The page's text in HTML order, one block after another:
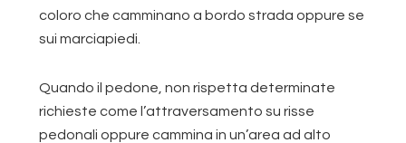
coloro che camminano a bordo strada oppure se
sui marciapiedi.
Quando il pedone, non rispetta determinate
richieste come l’attraversamento su risse
pedonali oppure cammina in un’area ad alto